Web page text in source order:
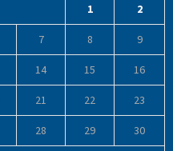
1 2
7 8 9
14 15 16
21 22 23
28 29 30